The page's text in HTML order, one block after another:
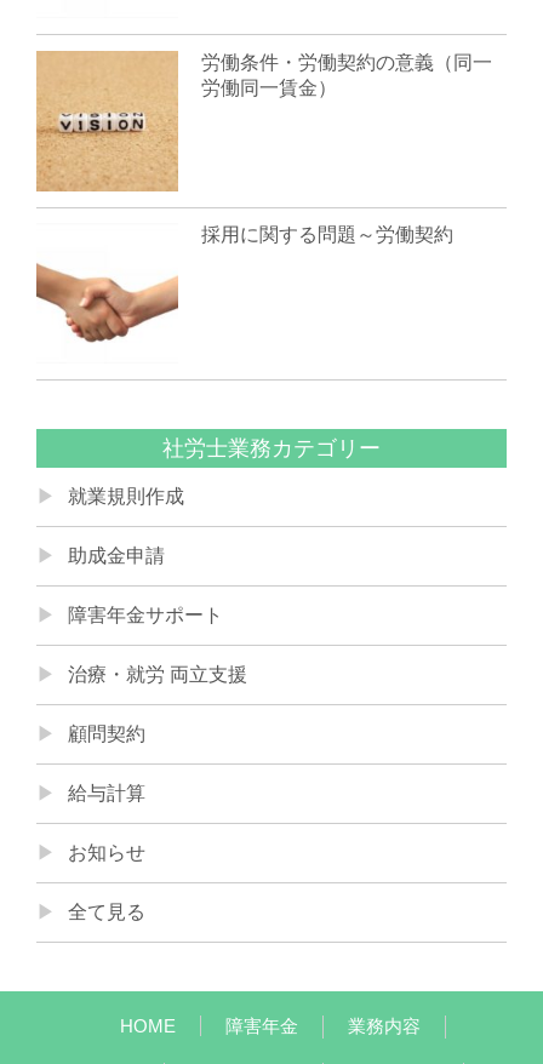
労働条件・労働契約の意義（同一
労働同一賃金）
採用に関する問題～労働契約
社労士業務カテゴリー
就業規則作成
助成金申請
障害年金サポート
治療・就労 両立支援
顧問契約
給与計算
お知らせ
全て見る
HOME 障害年金 業務内容